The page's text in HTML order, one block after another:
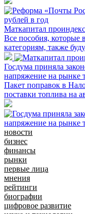
Маткапитал
Все пособия, которые
категориям, также
Госдума приняла
напряжение на рынке
Пакет поправок в
поставки топлива на
новости
бизнес
финансы
рынки
первые лица
мнения
рейтинги
биографии
цифровое развитие